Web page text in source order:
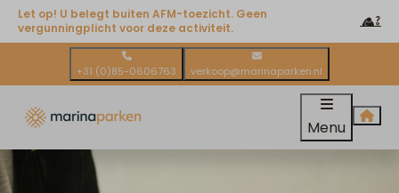
Let op! U belegt buiten AFM-toezicht. Geen
vergunningplicht voor deze activiteit.
+31 (0)85-0606763 verkoop@marinaparken.nl
Menu